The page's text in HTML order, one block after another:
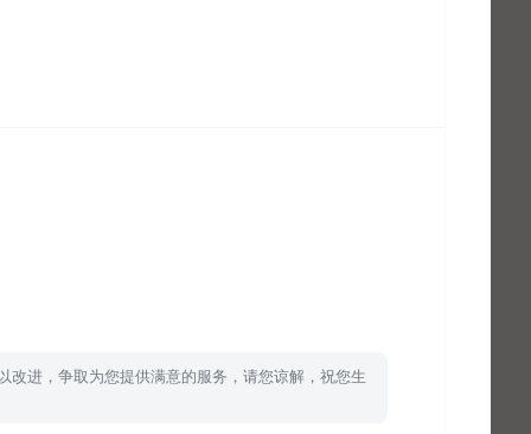
进，争取为您提供满意的服务，请您谅解，祝您生